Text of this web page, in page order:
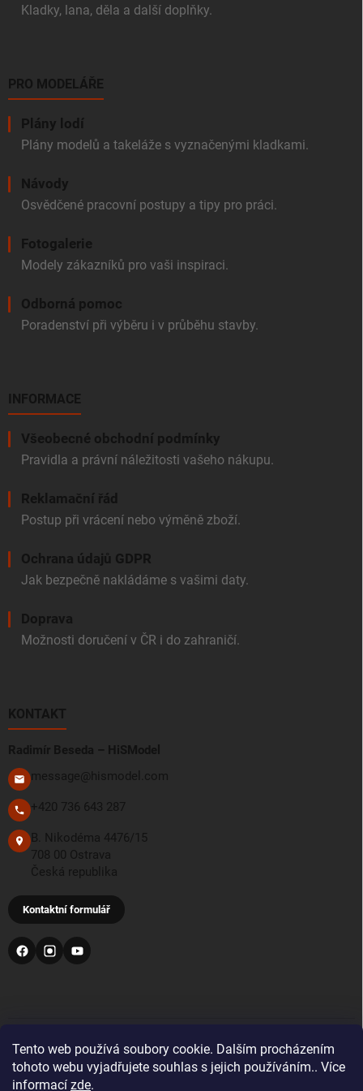
Tento web používá soubory cookie. Dalším procházením
tohoto webu vyjadřujete souhlas s jejich používáním.. Více
informací zde.
Kladky, lana, děla a další doplňky.
PRO MODELÁŘE
Plány lodí
Plány modelů a takeláže s vyznačenými kladkami.
Návody
Osvědčené pracovní postupy a tipy pro práci.
Fotogalerie
Modely zákazníků pro vaši inspiraci.
Odborná pomoc
Poradenství při výběru i v průběhu stavby.
INFORMACE
Všeobecné obchodní podmínky
Pravidla a právní náležitosti vašeho nákupu.
Reklamační řád
Postup při vrácení nebo výměně zboží.
Ochrana údajů GDPR
Jak bezpečně nakládáme s vašimi daty.
Doprava
Možnosti doručení v ČR i do zahraničí.
KONTAKT
Radimír Beseda – HiSModel
message@hismodel.com
+420 736 643 287
B. Nikodéma 4476/15
708 00 Ostrava
Česká republika
Kontaktní formulář
PŘIJÍMÁME TYTO PLATEBNÍ METODY